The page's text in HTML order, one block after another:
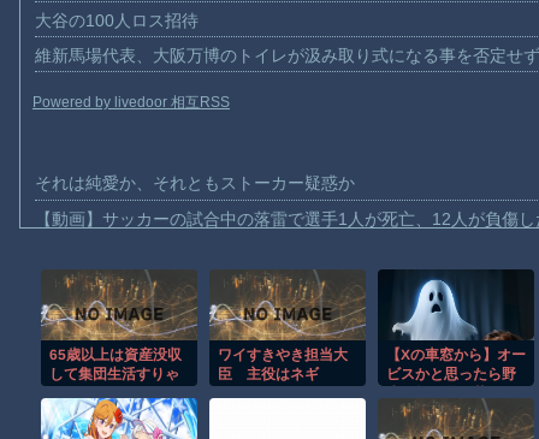
大谷の100人ロス招待
維新馬場代表、大阪万博のトイレが汲み取り式になる事を否定せ
Powered by livedoor 相互RSS
それは純愛か、それともストーカー疑惑か
【動画】サッカーの試合中の落雷で選手1人が死亡、12人が負傷
【動画】名古屋栄で不良外人が警察官を突き飛ばす。逮捕しろや
【動画】新型のさすまた、限界突破ｗｗｗｗｗｗ
【話題】河内長野市で警官が包丁男に発砲したシーンのモザ無し
【動画】仲間に花火を水平撃ちしようとして障害を負ったかもし
65歳以上は資産没収
して集団生活すりゃ
ワイすきやき担当大
臣 主役はネギ
【Xの車窓から】オー
ビスかと思ったら野
か